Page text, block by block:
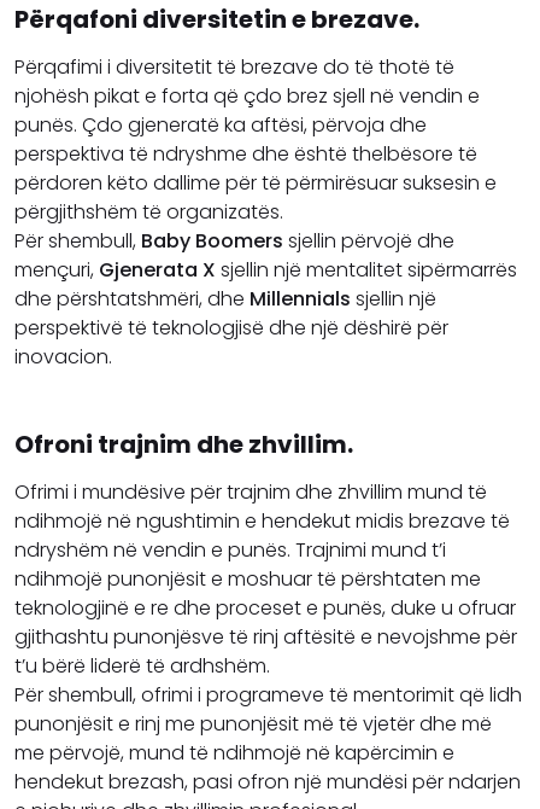
Përqafoni diversitetin e brezave.
Përqafimi i diversitetit të brezave do të thotë të
njohësh pikat e forta që çdo brez sjell në vendin e
punës. Çdo gjeneratë ka aftësi, përvoja dhe
perspektiva të ndryshme dhe është thelbësore të
përdoren këto dallime për të përmirësuar suksesin e
përgjithshëm të organizatës.
Për shembull, Baby Boomers sjellin përvojë dhe
mençuri, Gjenerata X sjellin një mentalitet sipërmarrës
dhe përshtatshmëri, dhe Millennials sjellin një
perspektivë të teknologjisë dhe një dëshirë për
inovacion.
Ofroni trajnim dhe zhvillim.
Ofrimi i mundësive për trajnim dhe zhvillim mund të
ndihmojë në ngushtimin e hendekut midis brezave të
ndryshëm në vendin e punës. Trajnimi mund t’i
ndihmojë punonjësit e moshuar të përshtaten me
teknologjinë e re dhe proceset e punës, duke u ofruar
gjithashtu punonjësve të rinj aftësitë e nevojshme për
t’u bërë liderë të ardhshëm.
Për shembull, ofrimi i programeve të mentorimit që lidh
punonjësit e rinj me punonjësit më të vjetër dhe më
me përvojë, mund të ndihmojë në kapërcimin e
hendekut brezash, pasi ofron një mundësi për ndarjen